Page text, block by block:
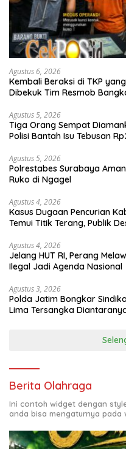
Agustus 6, 2026
Kembali Beraksi di TKP
Dibekuk Tim Resmob
Agustus 5, 2026
Tiga Orang Sempat
Polisi Bantah Isu Tebusan
Agustus 5, 2026
Polrestabes Surabaya
Ruko di Ngagel
Agustus 4, 2026
Kasus Dugaan Pencurian
Temui Titik Terang, Publik
Agustus 4, 2026
Jelang HUT RI, Perang
Ilegal Jadi Agenda Nasional
Agustus 3, 2026
Polda Jatim Bongkar
Lima Tersangka
Berita Olahraga
Ini contoh widget dengan
anda bisa mengaturnya